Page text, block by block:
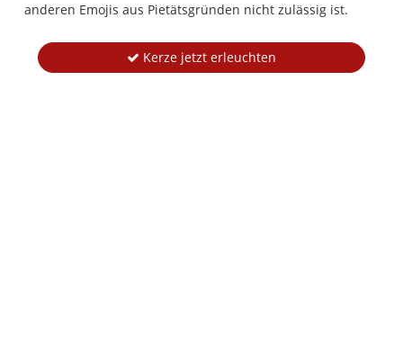
anderen Emojis aus Pietätsgründen nicht zulässig ist.
Kerze jetzt erleuchten